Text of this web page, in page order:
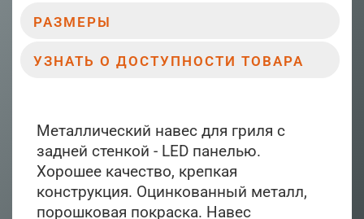
РАЗМЕРЫ
УЗНАТЬ О ДОСТУПНОСТИ ТОВАРА
Металлический навес для гриля c
задней стенкой - LED панелью.
Хорошее качество, крепкая
конструкция. Оцинкованный металл,
порошковая покраска. Навес